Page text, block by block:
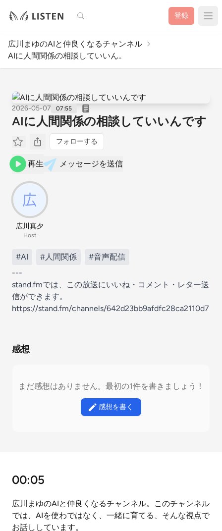
検索 登録
広川まゆのAIと仲良くなるチャンネル
AIに人間関係の相談していいん..
2026-05-07 07:55
AIに人間関係の相談していいんです
フォローする
再生 メッセージを送信
広川真夕
Host
#AI #人間関係
#音声配信
---
stand.fmでは、この放送にいいね・コメント・レター送
信ができます。
https://stand.fm/channels/642d23bb9afdfc28ca2110d7
感想
まだ感想はありません。最初の1件を書きましょう！
感想を書く
00:05
広川まゆのAIと仲良くなるチャンネル。このチャンネル
では、AIを使わではなく、一緒に育てる、そんな視点で
お話ししています。